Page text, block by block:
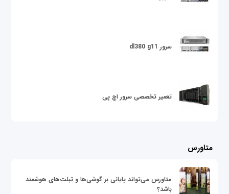
سرور dl380 g11
تعمیر تخصصی سرور اچ پی
متاورس
متاورس می‌تواند پایانی بر گوشی‌ها و تبلت‌های هوشمند
باشد؟